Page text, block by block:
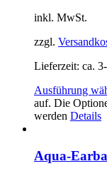
inkl. MwSt.
zzgl.
Lieferzeit: ca.
Ausführung
auf. Die
werden Details
Aqua-